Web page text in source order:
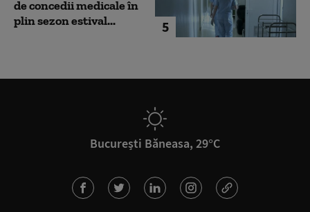
5
de concedii medicale în
plin sezon estival...
București Băneasa, 29°C